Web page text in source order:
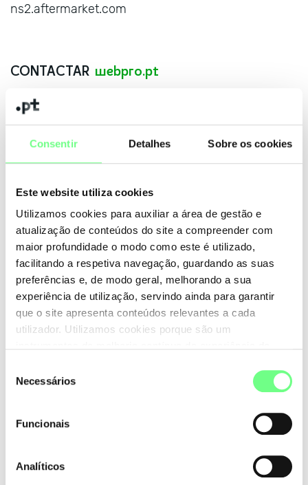
Consentir Detalhes Sobre os cookies
Este website utiliza cookies
Utilizamos cookies para auxiliar a área de gestão e
atualização de conteúdos do site a compreender com
maior profundidade o modo como este é utilizado,
facilitando a respetiva navegação, guardando as suas
preferências e, de modo geral, melhorando a sua
experiência de utilização, servindo ainda para garantir
que o site apresenta conteúdos relevantes a cada
utilizador. Utilizamos cookies porque são um
Necessários
Funcionais
Analíticos
ns2.aftermarket.com
CONTACTAR webpro.pt
Nome
Mensagem
insira, por favor, a chave de